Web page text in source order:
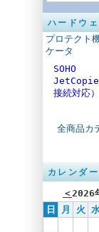
ハードウ
プロテクト
ケータ
SOHO
接続対応）
全商品カ
カレンダー
＜2026
日
月 火